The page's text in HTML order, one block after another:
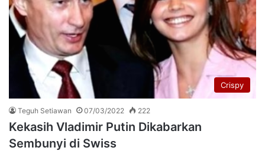
Crispy
Teguh Setiawan 07/03/2022 222
Kekasih Vladimir Putin Dikabarkan
Sembunyi di Swiss